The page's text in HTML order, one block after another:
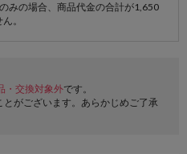
みの場合、商品代金の合計が1,650
。
・交換対象外です。
がございます。あらかじめご了承